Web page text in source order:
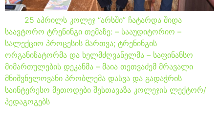
25 აპრილს კოლეჯ “არსში” ჩატარდა შიდა
საავტორო ტრენინგი თემაზე: – სააუდიტორიო –
სალექციო პროცესის მართვა; ტრენინგის
ორგანიზატორმა და ხელმძღვანელმა – საფინანსო
მიმართულების დეკანმა – მაია თეთვაძემ მრავალი
მნიშვნელოვანი პრობლემა დასვა და გადაჭრის
საინტერესო მეთოდები შესთავაზა კოლეჯის ლექტორ/
პედაგოგებს